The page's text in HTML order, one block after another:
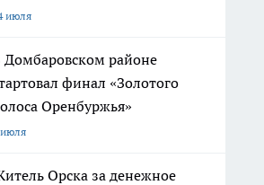
июля
Домбаровском районе
финал «Золотого
Оренбуржья»
Орска за денежное